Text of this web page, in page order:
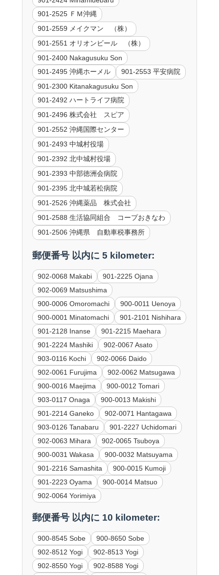
901-2525 ＦＭ沖縄
901-2559 メイクマン （株）
901-2551 オリオンビール （株）
901-2400 Nakagusuku Son
901-2495 沖縄ホーメル
901-2553 平安病院
901-2300 Kitanakagusuku Son
901-2492 ハートライフ病院
901-2496 株式会社 スピア
901-2552 沖縄国際センター
901-2493 中城村役場
901-2392 北中城村役場
901-2393 中部徳洲会病院
901-2395 北中城若松病院
901-2526 沖縄薬品 株式会社
901-2588 生活協同組合 コープおきなわ
901-2506 沖縄県 自動車税事務所
郵便番号 以内に 5 kilometer:
902-0068 Makabi
901-2225 Ojana
902-0069 Matsushima
900-0006 Omoromachi
900-0011 Uenoya
900-0001 Minatomachi
901-2101 Nishihara
901-2128 Inanse
901-2215 Maehara
901-2224 Mashiki
902-0067 Asato
903-0116 Kochi
902-0066 Daido
902-0061 Furujima
902-0062 Matsugawa
900-0016 Maejima
900-0012 Tomari
903-0117 Onaga
900-0013 Makishi
901-2214 Ganeko
902-0071 Hantagawa
903-0126 Tanabaru
901-2227 Uchidomari
902-0063 Mihara
902-0065 Tsuboya
900-0031 Wakasa
900-0032 Matsuyama
901-2216 Samashita
900-0015 Kumoji
901-2223 Oyama
900-0014 Matsuo
902-0064 Yorimiya
郵便番号 以内に 10 kilometer:
900-8545 Sobe
900-8650 Sobe
902-8512 Yogi
902-8513 Yogi
902-8550 Yogi
902-8588 Yogi